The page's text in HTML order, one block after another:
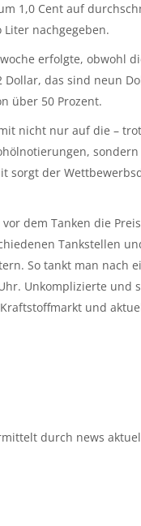
1,0 Cent auf
nachgegeben.
erfolgte, obwohl
das sind neun
über 50 Prozent.
nicht nur auf die –
sorgt der
dem Tanken die
Tankstellen
So tankt man nach
Unkomplizierte und
und
durch news